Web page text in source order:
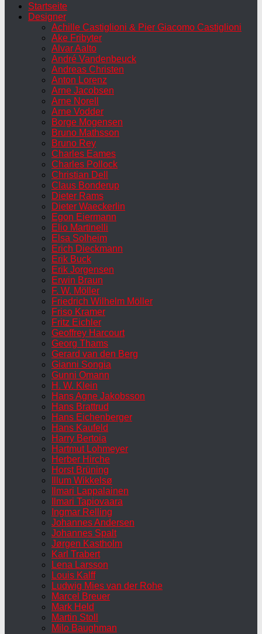
Startseite
Designer
Achille Castiglioni & Pier Giacomo Castiglioni
Ake Fribyter
Alvar Aalto
André Vandenbeuck
Andreas Christen
Anton Lorenz
Arne Jacobsen
Arne Norell
Arne Vodder
Borge Mogensen
Bruno Mathsson
Bruno Rey
Charles Eames
Charles Pollock
Christian Dell
Claus Bonderup
Dieter Rams
Dieter Waeckerlin
Egon Eiermann
Elio Martinelli
Elsa Solheim
Erich Dieckmann
Erik Buck
Erik Jorgensen
Erwin Braun
F. W. Möller
Friedrich Wilhelm Möller
Friso Kramer
Fritz Eichler
Geoffrey Harcourt
Georg Thams
Gerard van den Berg
Gianni Songia
Gunni Omann
H. W. Klein
Hans Agne Jakobsson
Hans Brattrud
Hans Eichenberger
Hans Kaufeld
Harry Bertoia
Hartmut Lohmeyer
Herber Hirche
Horst Brüning
Illum Wikkelsø
Ilmari Lappalainen
Ilmari Tapiovaara
Ingmar Relling
Johannes Andersen
Johannes Spalt
Jørgen Kastholm
Karl Trabert
Lena Larsson
Louis Kalff
Ludwig Mies van der Rohe
Marcel Breuer
Mark Held
Martin Stoll
Milo Baughman